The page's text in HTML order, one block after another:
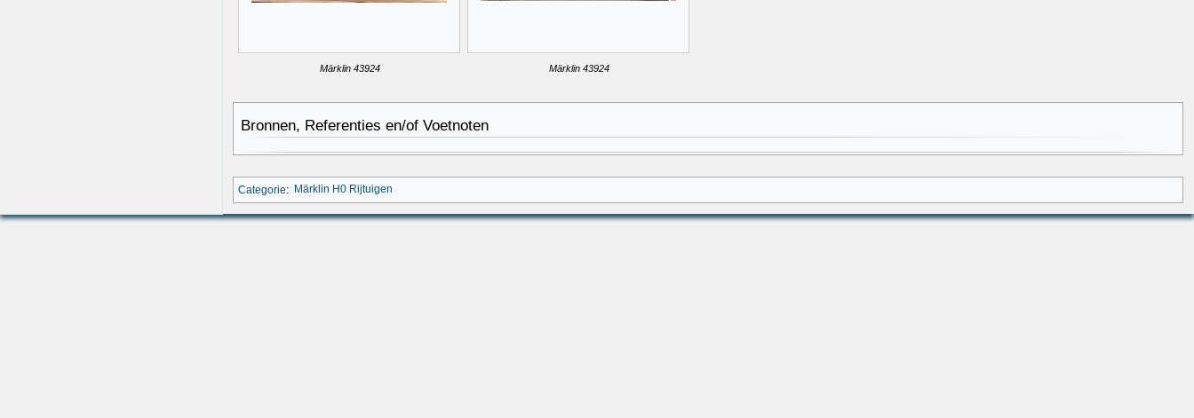
Märklin 43924 Märklin 43924
Bronnen, Referenties en/of Voetnoten
Categorie: Märklin H0 Rijtuigen